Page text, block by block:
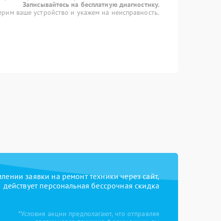
Записывайтесь на бесплатную диагностику.
ваше устройство и укажем на неисправность.
заявки на ремонт техники через сайт,
действует персональная бессрочная скидка
*Условия акции предполагают, что отправляя